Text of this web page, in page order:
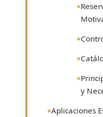
y
Aplicaciones